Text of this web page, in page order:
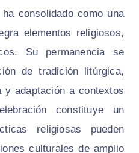
consolidado como una
elementos religiosos,
Su permanencia se
de tradición litúrgica,
y adaptación a contextos
constituye un
religiosas pueden
culturales de amplio